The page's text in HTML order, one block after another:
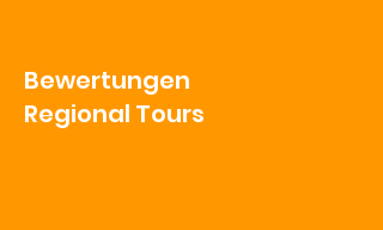
Bewertungen
Regional Tours